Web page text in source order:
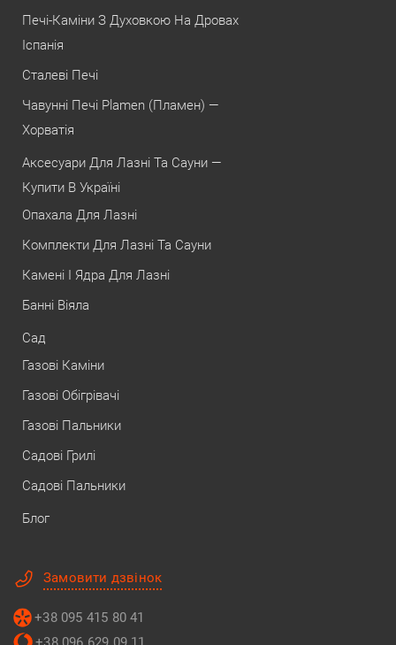
Печі-Каміни З Духовкою На Дровах
Іспанія
Сталеві Печі
Чавунні Печі Plamen (Пламен) —
Хорватія
Аксесуари Для Лазні Та Сауни —
Купити В Україні
Опахала Для Лазні
Комплекти Для Лазні Та Сауни
Камені І Ядра Для Лазні
Банні Віяла
Сад
Газові Каміни
Газові Обігрівачі
Газові Пальники
Садові Грилі
Садові Пальники
Блог
Замовити дзвінок
+38 095 415 80 41